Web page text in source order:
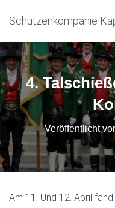
Schützenkompanie
4.
Veröffentlicht
Am 11. Und 12. April